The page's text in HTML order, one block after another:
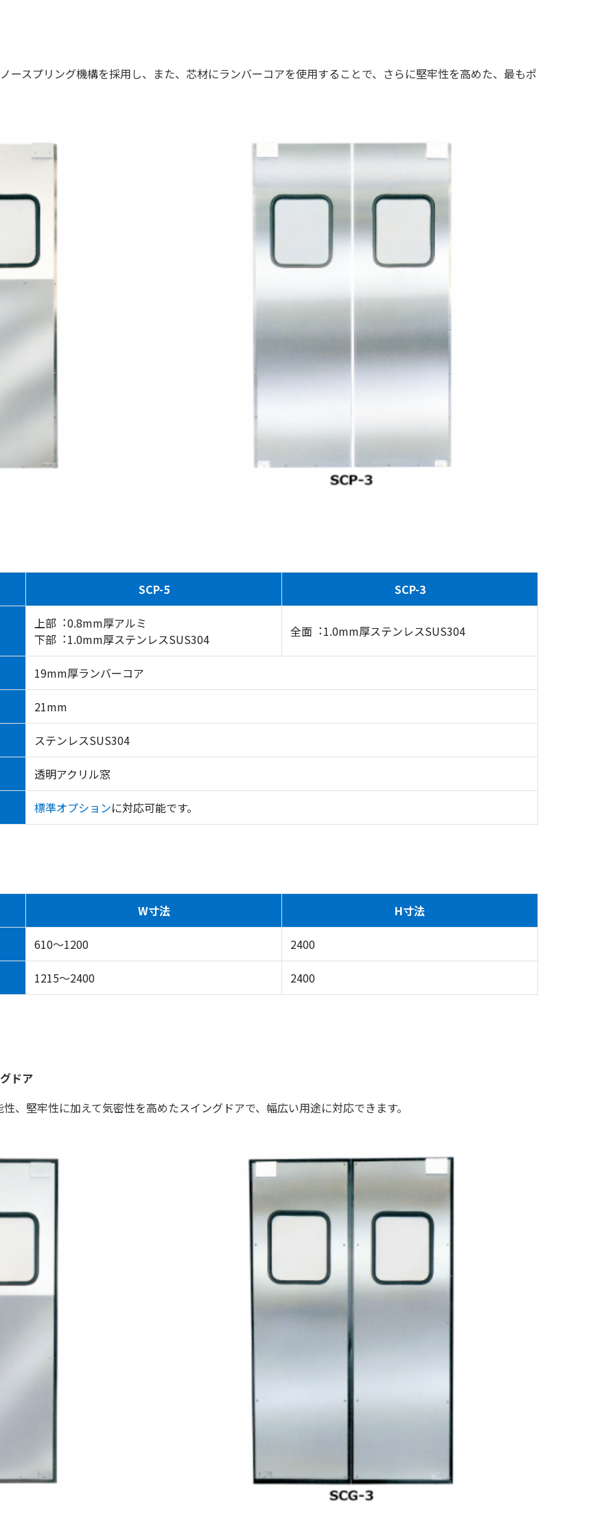
ースプリング機構を採用し、また、芯材にランバーコアを使用することで、さらに堅牢性を高めた、最もポ
SCP-5 SCP-3
上部︓0.8mm厚アルミ
下部︓1.0mm厚ステンレスSUS304
全面︓1.0mm厚ステンレスSUS304
19mm厚ランバーコア
21mm
ステンレスSUS304
透明アクリル窓
標準オプションに対応可能です。
W寸法 H寸法
610〜1200 2400
1215〜2400 2400
ドア
、堅牢性に加えて気密性を高めたスイングドアで、幅広い用途に対応できます。